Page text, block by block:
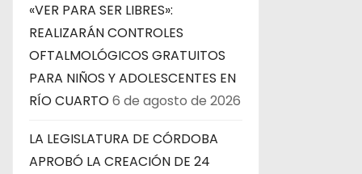
«VER PARA SER LIBRES»:
REALIZARÁN CONTROLES
OFTALMOLÓGICOS GRATUITOS
PARA NIÑOS Y ADOLESCENTES EN
RÍO CUARTO6 de agosto de 2026
LA LEGISLATURA DE CÓRDOBA
APROBÓ LA CREACIÓN DE 24